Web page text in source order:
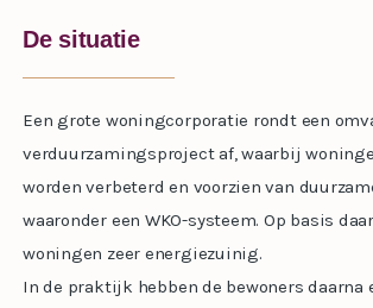
De situatie
Een grote woningcorporatie rondt een
verduurzamingsproject af, waarbij
worden verbeterd en voorzien van
waaronder een WKO-systeem. Op basis
woningen zeer energiezuinig.
In de praktijk hebben de bewoners daarna